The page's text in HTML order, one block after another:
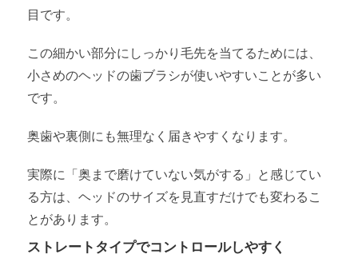
目です。
この細かい部分にしっかり毛先を当てるためには、
小さめのヘッドの歯ブラシが使いやすいことが多い
です。
奥歯や裏側にも無理なく届きやすくなります。
実際に「奥まで磨けていない気がする」と感じてい
る方は、ヘッドのサイズを見直すだけでも変わるこ
とがあります。
ストレートタイプでコントロールしやすく